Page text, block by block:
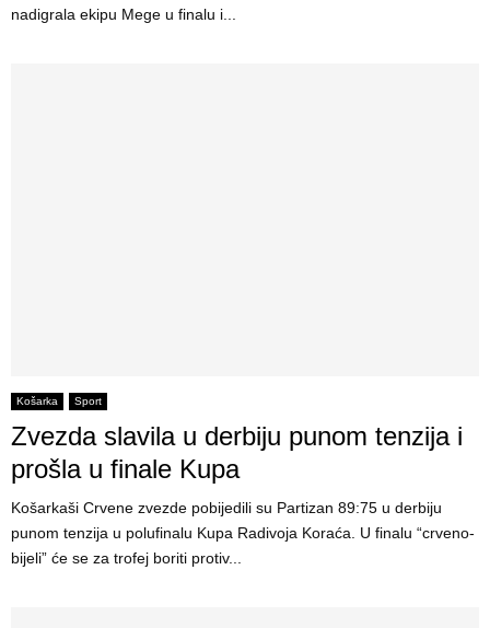
nadigrala ekipu Mege u finalu i...
Košarka Sport
Zvezda slavila u derbiju punom tenzija i
prošla u finale Kupa
Košarkaši Crvene zvezde pobijedili su Partizan 89:75 u derbiju
punom tenzija u polufinalu Kupa Radivoja Koraća. U finalu “crveno-
bijeli” će se za trofej boriti protiv...